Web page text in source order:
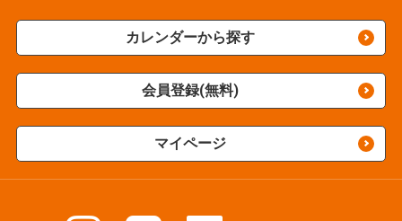
カレンダーから探す
会員登録(無料)
マイページ